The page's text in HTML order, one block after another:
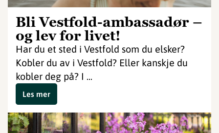
Bli Vestfold-ambassadør –
og lev for livet!
Har du et sted i Vestfold som du elsker?
Kobler du av i Vestfold? Eller kanskje du
kobler deg på? I ...
Les mer